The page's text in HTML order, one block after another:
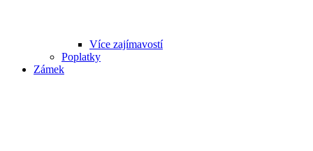
Více zajímavostí
Poplatky
Zámek